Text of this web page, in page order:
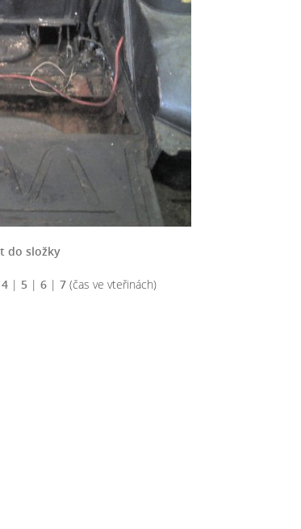
do složky
4| 5| 6| 7(čas ve vteřinách)